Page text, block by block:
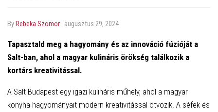
byRebeka Szomor · augusztus 29, 2024
Tapasztald meg a hagyomány és az innováció fúzióját a
Salt-ban, ahol a magyar kulináris örökség találkozik a
kortárs kreativitással.
A Salt Budapest egy igazi kulináris műhely, ahol a magyar
konyha hagyományait modern kreativitással ötvözik. A séfek és